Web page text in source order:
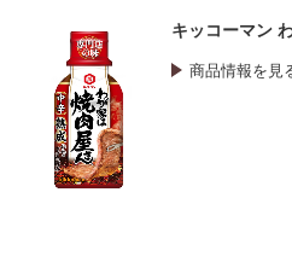
キッコーマン
商品情報を見